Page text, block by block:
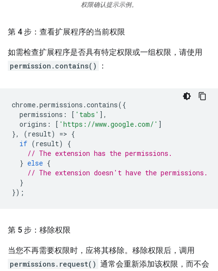
权限确认提示示例。
第 4 步：查看扩展程序的当前权限
如需检查扩展程序是否具有特定权限或一组权限，请使用
permission.contains() ：
chrome.permissions .contains({
permissions : [ 'tabs' ],
origins : [ 'https://www.google.com/' ]
},
(result) => {
if (result)
{
// The extension has the permissions.
} else {
// The extension doesn't have the permissions.
}
});
第 5 步：移除权限
当您不再需要权限时，应将其移除。移除权限后，调用
permissions.request() 通常会重新添加该权限，而不会